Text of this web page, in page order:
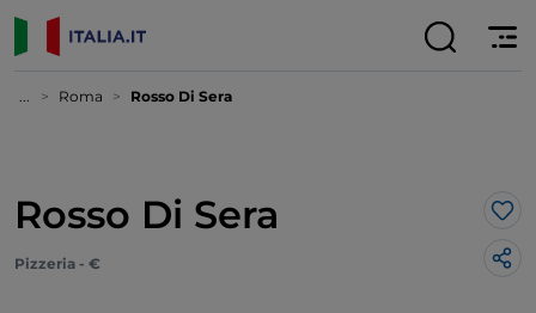
... Roma Rosso Di Sera
Rosso Di Sera
Pizzeria - €